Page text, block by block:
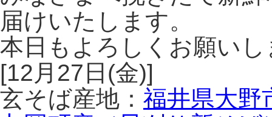
届けいたします。
本日もよろしくお願いし
[12月27日(金)]
玄そば産地： 福井県大野